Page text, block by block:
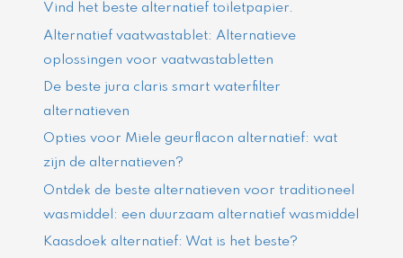
Vind het beste alternatief toiletpapier.
Alternatief vaatwastablet: Alternatieve
oplossingen voor vaatwastabletten
De beste jura claris smart waterfilter
alternatieven
Opties voor Miele geurflacon alternatief: wat
zijn de alternatieven?
Ontdek de beste alternatieven voor traditioneel
wasmiddel: een duurzaam alternatief wasmiddel
Kaasdoek alternatief: Wat is het beste?